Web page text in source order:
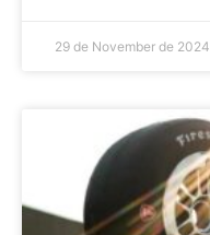
29 de November de 2024